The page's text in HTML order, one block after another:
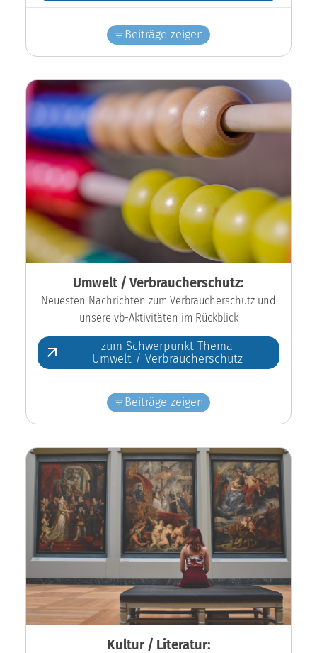
Beiträge zeigen
Umwelt / Verbraucherschutz:
Neuesten Nachrichten zum Verbraucherschutz und
unsere vb-Aktivitäten im Rückblick
zum Schwerpunkt-Thema
Umwelt / Verbraucherschutz
Beiträge zeigen
Kultur / Literatur: